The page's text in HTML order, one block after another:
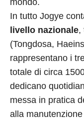
mondo.
In tutto Jogye
livello nazionale,
(Tongdosa,
rappresentano i
totale di circa
dedicano
messa in pratica
alla